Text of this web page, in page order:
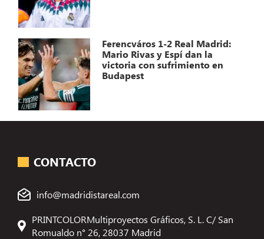
Ferencváros 1-2 Real Madrid:
Mario Rivas y Espí dan la
victoria con sufrimiento en
Budapest
CONTACTO
info@madridistareal.com
PRINTCOLORMultiproyectos Gráficos, S. L. C/ San
Romualdo n° 26, 28037 Madrid